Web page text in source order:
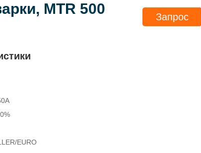
MTR 500
Запрос
EURO